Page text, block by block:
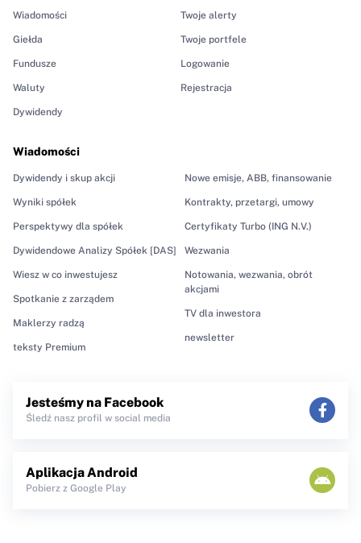
Wiadomości
Giełda
Fundusze
Waluty
Dywidendy
Wiadomości
Dywidendy i skup akcji
Wyniki spółek
Perspektywy dla spółek
Dywidendowe Analizy Spółek [DAS]
Wiesz w co inwestujesz
Spotkanie z zarządem
Maklerzy radzą
teksty Premium
Nowe emisje, ABB, finansowanie
Kontrakty, przetargi, umowy
Certyfikaty Turbo (ING N.V.)
Wezwania
Notowania, wezwania, obrót
akcjami
TV dla inwestora
newsletter
Twoje alerty
Twoje portfele
Logowanie
Rejestracja
Jesteśmy na Facebook
Śledź nasz profil w social media
Aplikacja Android
Pobierz z Google Play